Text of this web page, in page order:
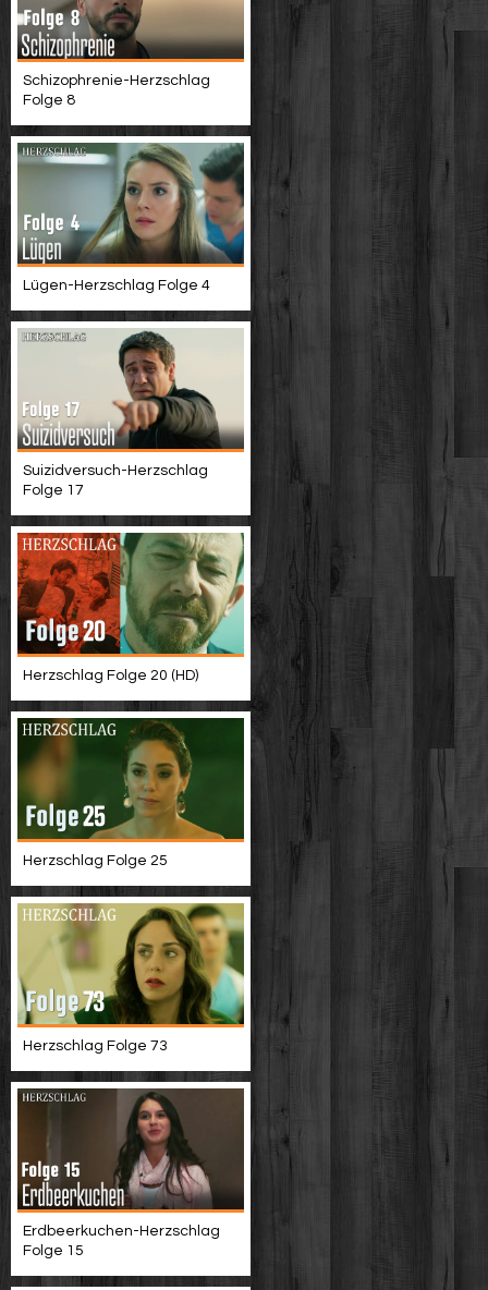
Schizophrenie-Herzschlag
Folge 8
Lügen-Herzschlag Folge 4
Suizidversuch-Herzschlag
Folge 17
Herzschlag Folge 20 (HD)
Herzschlag Folge 25
Herzschlag Folge 73
Erdbeerkuchen-Herzschlag
Folge 15